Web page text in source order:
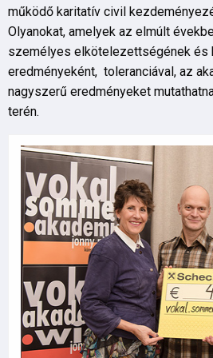
működő karitatív civil
Olyanokat, amelyek az elmúlt
személyes elkötelezettségének és
eredményeként, toleranciával, az
nagyszerű eredményeket
terén.